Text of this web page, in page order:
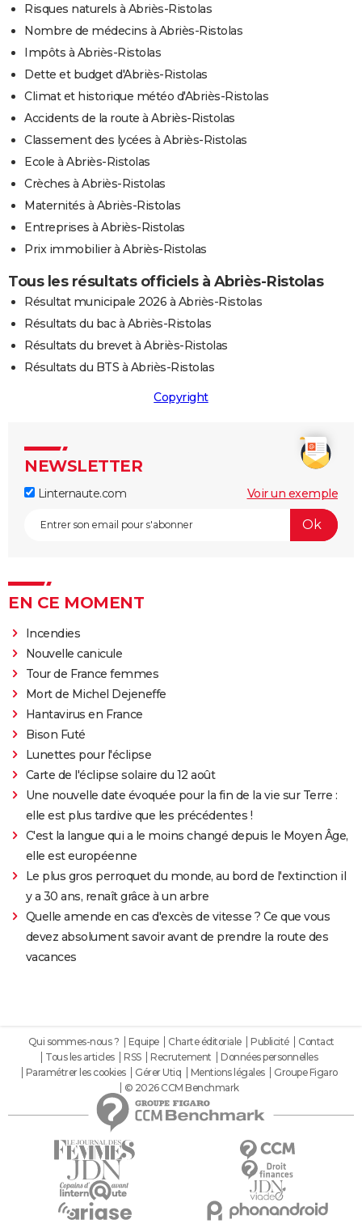
Risques naturels à Abriès-Ristolas
Nombre de médecins à Abriès-Ristolas
Impôts à Abriès-Ristolas
Dette et budget d'Abriès-Ristolas
Climat et historique météo d'Abriès-Ristolas
Accidents de la route à Abriès-Ristolas
Classement des lycées à Abriès-Ristolas
Ecole à Abriès-Ristolas
Crèches à Abriès-Ristolas
Maternités à Abriès-Ristolas
Entreprises à Abriès-Ristolas
Prix immobilier à Abriès-Ristolas
Tous les résultats officiels à Abriès-Ristolas
Résultat municipale 2026 à Abriès-Ristolas
Résultats du bac à Abriès-Ristolas
Résultats du brevet à Abriès-Ristolas
Résultats du BTS à Abriès-Ristolas
Copyright
NEWSLETTER
Linternaute.com Voir un exemple
EN CE MOMENT
Incendies
Nouvelle canicule
Tour de France femmes
Mort de Michel Dejeneffe
Hantavirus en France
Bison Futé
Lunettes pour l'éclipse
Carte de l'éclipse solaire du 12 août
Une nouvelle date évoquée pour la fin de la vie sur Terre :
elle est plus tardive que les précédentes !
C'est la langue qui a le moins changé depuis le Moyen Âge,
elle est européenne
Le plus gros perroquet du monde, au bord de l'extinction il
y a 30 ans, renaît grâce à un arbre
Quelle amende en cas d'excès de vitesse ? Ce que vous
devez absolument savoir avant de prendre la route des
vacances
Qui sommes-nous ? Equipe Charte éditoriale Publicité
Contact
Tous les articles
RSS Recrutement
Données personnelles
Paramétrer les cookies
Gérer Utiq Mentions légales
Groupe Figaro
© 2026 CCM Benchmark